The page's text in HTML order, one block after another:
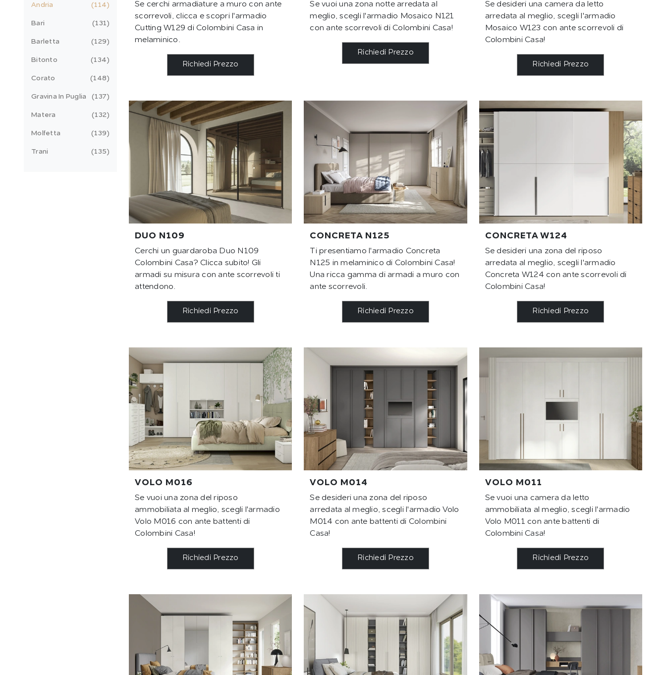
Se cerchi armadiature a muro con ante
scorrevoli, clicca e scopri l'armadio
Cutting W129 di Colombini Casa in
melaminico.
Richiedi Prezzo
Se vuoi una zona notte arredata al
meglio, scegli l'armadio Mosaico N121
con ante scorrevoli di Colombini Casa!
Richiedi Prezzo
Se desideri una camera da letto
arredata al meglio, scegli l'armadio
Mosaico W123 con ante scorrevoli di
Colombini Casa!
Richiedi Prezzo
DUO N109
Cerchi un guardaroba Duo N109
Colombini Casa? Clicca subito! Gli
armadi su misura con ante scorrevoli ti
attendono.
Richiedi Prezzo
CONCRETA N125
Ti presentiamo l'armadio Concreta
N125 in melaminico di Colombini Casa!
Una ricca gamma di armadi a muro con
ante scorrevoli.
Richiedi Prezzo
CONCRETA W124
Se desideri una zona del riposo
arredata al meglio, scegli l'armadio
Concreta W124 con ante scorrevoli di
Colombini Casa!
Richiedi Prezzo
VOLO M016
Se vuoi una zona del riposo
ammobiliata al meglio, scegli l'armadio
Volo M016 con ante battenti di
Colombini Casa!
Richiedi Prezzo
VOLO M014
Se desideri una zona del riposo
arredata al meglio, scegli l'armadio Volo
M014 con ante battenti di Colombini
Casa!
Richiedi Prezzo
VOLO M011
Se vuoi una camera da letto
ammobiliata al meglio, scegli l'armadio
Volo M011 con ante battenti di
Colombini Casa!
Richiedi Prezzo
Andria 114
Bari 131
Barletta 129
Bitonto 134
Corato 148
Gravina In Puglia 137
Matera 132
Molfetta 139
Trani 135